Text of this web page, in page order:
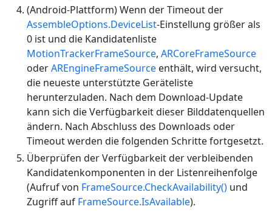
(Android-Plattform) Wenn der Timeout der
AssembleOptions.DeviceList-Einstellung größer als
0 ist und die Kandidatenliste
MotionTrackerFrameSource, ARCoreFrameSource
oderAREngineFrameSource enthält, wird versucht,
die neueste unterstützte Geräteliste
herunterzuladen. Nach dem Download-Update
kann sich die Verfügbarkeit dieser Bilddatenquellen
ändern. Nach Abschluss des Downloads oder
Timeout werden die folgenden Schritte fortgesetzt.
Überprüfen der Verfügbarkeit der verbleibenden
Kandidatenkomponenten in der Listenreihenfolge
(Aufruf von FrameSource.CheckAvailability() und
Zugriff auf FrameSource.IsAvailable).